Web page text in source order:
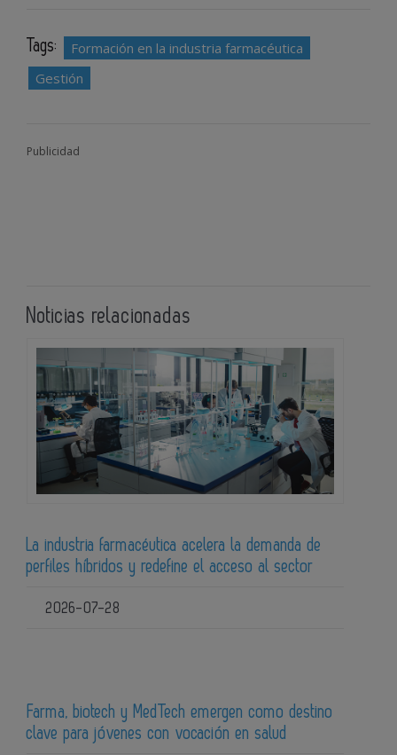
Tags:
Formación en la industria farmacéutica
Gestión
Publicidad
Noticias relacionadas
La industria farmacéutica acelera la demanda de
perfiles híbridos y redefine el acceso al sector
2026-07-28
Farma, biotech y MedTech emergen como destino
clave para jóvenes con vocación en salud